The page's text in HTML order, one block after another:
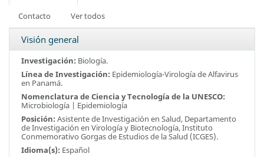
Contacto Ver todos
Visión general
Investigación: Biología.
Línea de Investigación: Epidemiología-Virología de Alfavirus
en Panamá.
Nomenclatura de Ciencia y Tecnología de la UNESCO:
Microbiología | Epidemiología
Posición: Asistente de Investigación en Salud, Departamento
de Investigación en Virología y Biotecnología,Instituto
Conmemorativo Gorgas de Estudios de la Salud (ICGES).
Idioma(s): Español